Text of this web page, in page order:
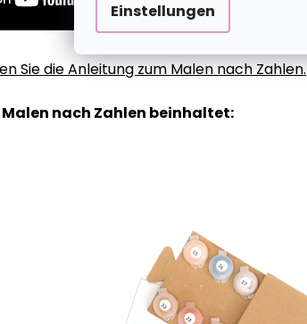
Einstellungen
Sie die Anleitung zum Malen nach Zahlen.
Malen nach Zahlen beinhaltet: